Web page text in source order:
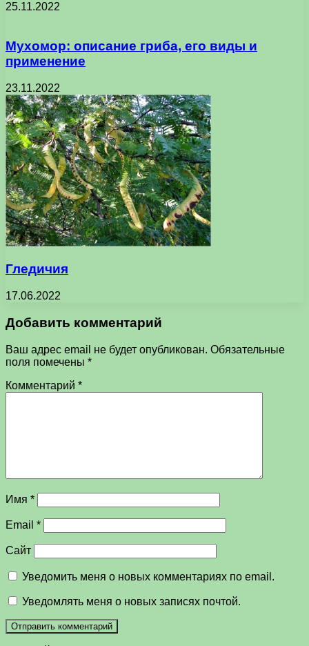
25.11.2022
Мухомор: описание гриба, его виды и
применение
23.11.2022
Гледичия
17.06.2022
Добавить комментарий
Ваш адрес email не будет опубликован. Обязательные
поля помечены *
Комментарий *
Имя *
Email *
Сайт
Уведомить меня о новых комментариях по email.
Уведомлять меня о новых записях почтой.